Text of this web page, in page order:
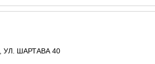
, УЛ. ШАРТАВА 40